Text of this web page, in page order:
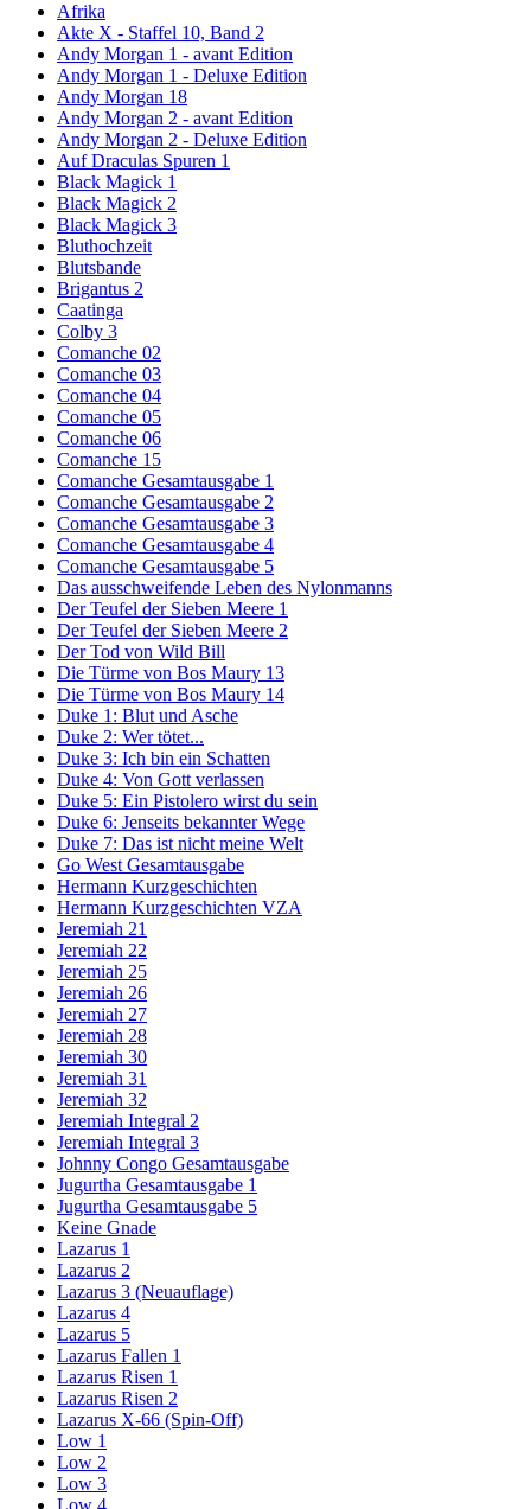
Afrika
Akte X - Staffel 10, Band 2
Andy Morgan 1 - avant Edition
Andy Morgan 1 - Deluxe Edition
Andy Morgan 18
Andy Morgan 2 - avant Edition
Andy Morgan 2 - Deluxe Edition
Auf Draculas Spuren 1
Black Magick 1
Black Magick 2
Black Magick 3
Bluthochzeit
Blutsbande
Brigantus 2
Caatinga
Colby 3
Comanche 02
Comanche 03
Comanche 04
Comanche 05
Comanche 06
Comanche 15
Comanche Gesamtausgabe 1
Comanche Gesamtausgabe 2
Comanche Gesamtausgabe 3
Comanche Gesamtausgabe 4
Comanche Gesamtausgabe 5
Das ausschweifende Leben des Nylonmanns
Der Teufel der Sieben Meere 1
Der Teufel der Sieben Meere 2
Der Tod von Wild Bill
Die Türme von Bos Maury 13
Die Türme von Bos Maury 14
Duke 1: Blut und Asche
Duke 2: Wer tötet...
Duke 3: Ich bin ein Schatten
Duke 4: Von Gott verlassen
Duke 5: Ein Pistolero wirst du sein
Duke 6: Jenseits bekannter Wege
Duke 7: Das ist nicht meine Welt
Go West Gesamtausgabe
Hermann Kurzgeschichten
Hermann Kurzgeschichten VZA
Jeremiah 21
Jeremiah 22
Jeremiah 25
Jeremiah 26
Jeremiah 27
Jeremiah 28
Jeremiah 30
Jeremiah 31
Jeremiah 32
Jeremiah Integral 2
Jeremiah Integral 3
Johnny Congo Gesamtausgabe
Jugurtha Gesamtausgabe 1
Jugurtha Gesamtausgabe 5
Keine Gnade
Lazarus 1
Lazarus 2
Lazarus 3 (Neuauflage)
Lazarus 4
Lazarus 5
Lazarus Fallen 1
Lazarus Risen 1
Lazarus Risen 2
Lazarus X-66 (Spin-Off)
Low 1
Low 2
Low 3
Low 4